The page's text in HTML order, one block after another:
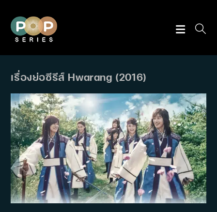
content
เรื่องย่อซีรีส์ Hwarang (2016)